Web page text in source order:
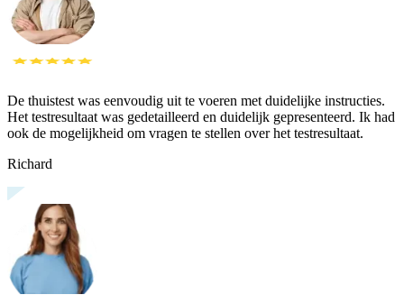
De thuistest was eenvoudig uit te voeren met duidelijke instructies.
Het testresultaat was gedetailleerd en duidelijk gepresenteerd. Ik had
ook de mogelijkheid om vragen te stellen over het testresultaat.
Richard